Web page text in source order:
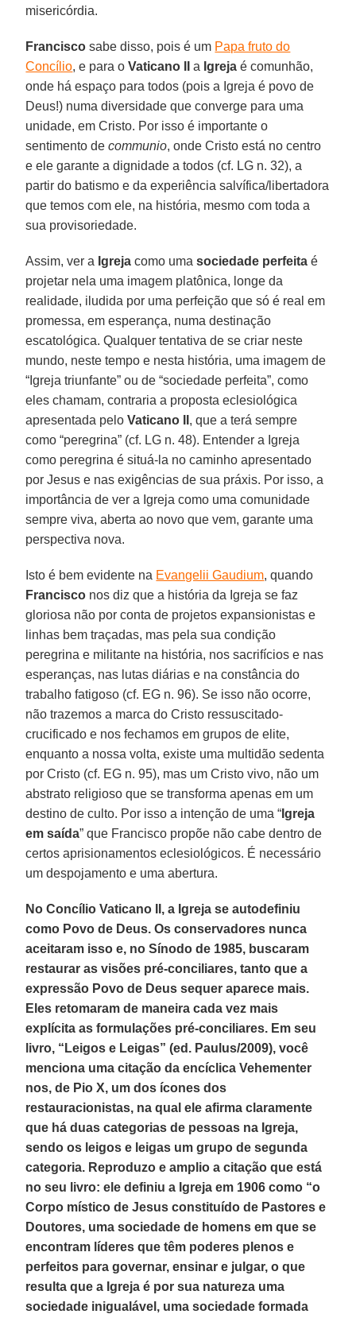
misericórdia.
Francisco sabe disso, pois é um Papa fruto do
Concílio, e para oVaticano II a Igreja é comunhão,
onde há espaço para todos (pois a Igreja é povo de
Deus!) numa diversidade que converge para uma
unidade, em Cristo. Por isso é importante o
sentimento decommunio, onde Cristo está no centro
e ele garante a dignidade a todos (cf. LG n. 32), a
partir do batismo e da experiência salvífica/libertadora
que temos com ele, na história, mesmo com toda a
sua provisoriedade.
Assim, ver a Igreja como umasociedade perfeita é
projetar nela uma imagem platônica, longe da
realidade, iludida por uma perfeição que só é real em
promessa, em esperança, numa destinação
escatológica. Qualquer tentativa de se criar neste
mundo, neste tempo e nesta história, uma imagem de
“Igreja triunfante” ou de “sociedade perfeita”, como
eles chamam, contraria a proposta eclesiológica
apresentada pelo Vaticano II , que a terá sempre
como “peregrina” (cf. LG n. 48). Entender a Igreja
como peregrina é situá-la no caminho apresentado
por Jesus e nas exigências de sua práxis. Por isso, a
importância de ver a Igreja como uma comunidade
sempre viva, aberta ao novo que vem, garante uma
perspectiva nova.
Isto é bem evidente na Evangelii Gaudium, quando
Francisco nos diz que a história da Igreja se faz
gloriosa não por conta de projetos expansionistas e
linhas bem traçadas, mas pela sua condição
peregrina e militante na história, nos sacrifícios e nas
esperanças, nas lutas diárias e na constância do
trabalho fatigoso (cf. EG n. 96). Se isso não ocorre,
não trazemos a marca do Cristo ressuscitado-
crucificado e nos fechamos em grupos de elite,
enquanto a nossa volta, existe uma multidão sedenta
por Cristo (cf. EG n. 95), mas um Cristo vivo, não um
abstrato religioso que se transforma apenas em um
destino de culto. Por isso a intenção de uma “ Igreja
em saída” que Francisco propõe não cabe dentro de
certos aprisionamentos eclesiológicos. É necessário
um despojamento e uma abertura.
No Concílio Vaticano II, a Igreja se autodefiniu
como Povo de Deus. Os conservadores nunca
aceitaram isso e, no Sínodo de 1985, buscaram
restaurar as visões pré-conciliares, tanto que a
expressão Povo de Deus sequer aparece mais.
Eles retomaram de maneira cada vez mais
explícita as formulações pré-conciliares. Em seu
livro, “Leigos e Leigas” (ed. Paulus/2009), você
menciona uma citação da encíclica Vehementer
nos, de Pio X, um dos ícones dos
restauracionistas, na qual ele afirma claramente
que há duas categorias de pessoas na Igreja,
sendo os leigos e leigas um grupo de segunda
categoria. Reproduzo e amplio a citação que está
no seu livro: ele definiu a Igreja em 1906 como “o
Corpo místico de Jesus constituído de Pastores e
Doutores, uma sociedade de homens em que se
encontram líderes que têm poderes plenos e
perfeitos para governar, ensinar e julgar, o que
resulta que a Igreja é por sua natureza uma
sociedade inigualável, uma sociedade formada